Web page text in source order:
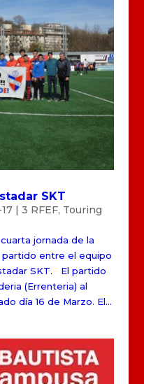
SKT
| 3 RFEF, Touring
jornada de la
entre el equipo
SKT. El partido
(Errenteria) al
día 16 de Marzo. El...